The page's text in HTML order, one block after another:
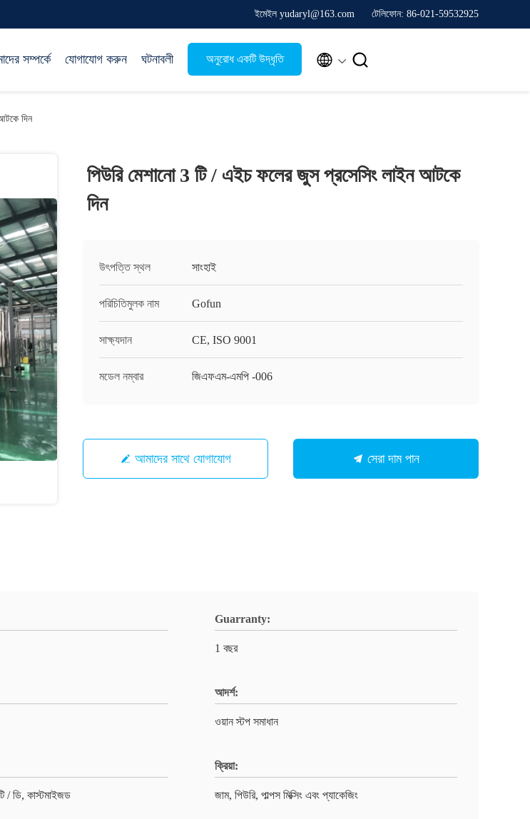
ইমেইল yudaryl@163.com টেলিফোন: 86-021-59532925
সম্পর্কে যোগাযোগ করুন ঘটনাবলী অনুরোধ একটি উদ্ধৃতি  
দিন
পিউরি মেশানো 3 টি / এইচ ফলের জুস প্রসেসিং লাইন আটকে
দিন
উৎপত্তি স্থল সাংহাই
পরিচিতিমুলক নাম Gofun
সাক্ষ্যদান CE, ISO 9001
মডেল নম্বার জিএফএম-এমপি -006
আমাদের সাথে যোগাযোগ সেরা দাম পান
Guarranty:
1 বছর
আদর্শ:
ওয়ান স্টপ সমাধান
/ ডি, কাস্টমাইজড
ক্রিয়া:
জাম, পিউরি, পাল্পস মিক্সিং এবং প্যাকেজিং